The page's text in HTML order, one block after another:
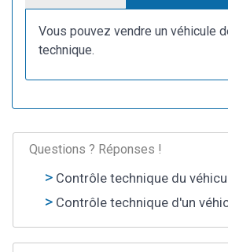
Vous pouvez vendre un véhicule
technique.
Questions ? Réponses !
Contrôle technique du
Contrôle technique d'un